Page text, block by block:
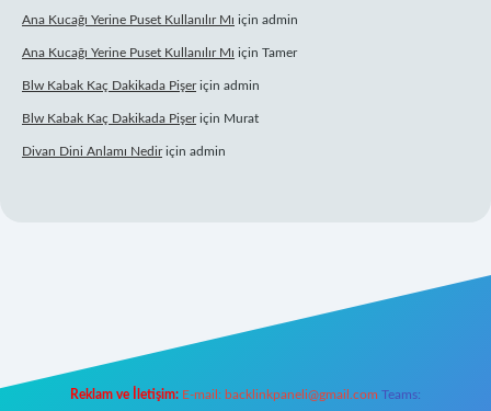
Ana Kucağı Yerine Puset Kullanılır Mı için admin
Ana Kucağı Yerine Puset Kullanılır Mı için Tamer
Blw Kabak Kaç Dakikada Pişeriçin admin
Blw Kabak Kaç Dakikada Pişeriçin Murat
Divan Dini Anlamı Nediriçin admin
Reklam ve İletişim: E-mail: backlinkpaneli@gmail.com Teams: